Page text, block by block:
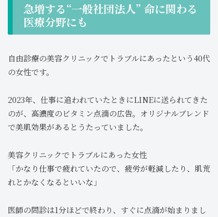
急増する“一般社団法人” 命に関わる
医療分野にも
自由診療の美容クリニックでトラブルにあったという40代
の女性です。
2023年、仕事に追われていたときにLINEに送られてきた
のが、高濃度のビタミン点滴の広告。オリジナルブレンド
で美肌効果があるとうたっていました。
美容クリニックでトラブルにあった女性
「かなり仕事で疲れていたので、疲労が軽減したり、肌荒
れとかなくなるといいな」
医師の問診は1分ほどで終わり、すぐに点滴が始まりまし